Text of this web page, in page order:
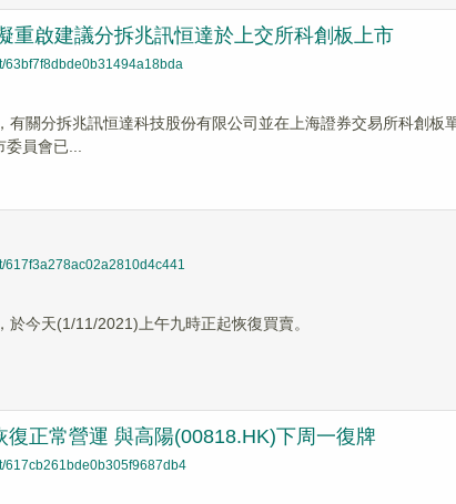
重啟建議分拆兆訊恒達於上交所科創板上市
63bf7f8dbde0b31494a18bda
有關分拆兆訊恒達科技股份有限公司並在上海證券交易所科創板
員會已...
617f3a278ac02a2810d4c441
於今天(1/11/2021)上午九時正起恢復買賣。
正常營運 與高陽(00818.HK)下周一復牌
617cb261bde0b305f9687db4